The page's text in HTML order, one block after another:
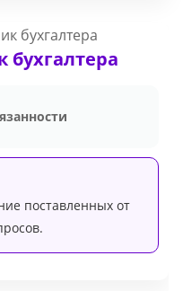
поставленных от